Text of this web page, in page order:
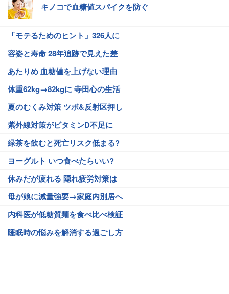
キノコで血糖値スパイクを防ぐ
「モテるためのヒント」326人に
容姿と寿命 28年追跡で見えた差
あたりめ 血糖値を上げない理由
体重62kg→82kgに 寺田心の生活
夏のむくみ対策 ツボ&反射区押し
紫外線対策がビタミンD不足に
緑茶を飲むと死亡リスク低まる?
ヨーグルト いつ食べたらいい?
休みだが疲れる 隠れ疲労対策は
母が娘に減量強要→家庭内別居へ
内科医が低糖質麺を食べ比べ検証
睡眠時の悩みを解消する過ごし方